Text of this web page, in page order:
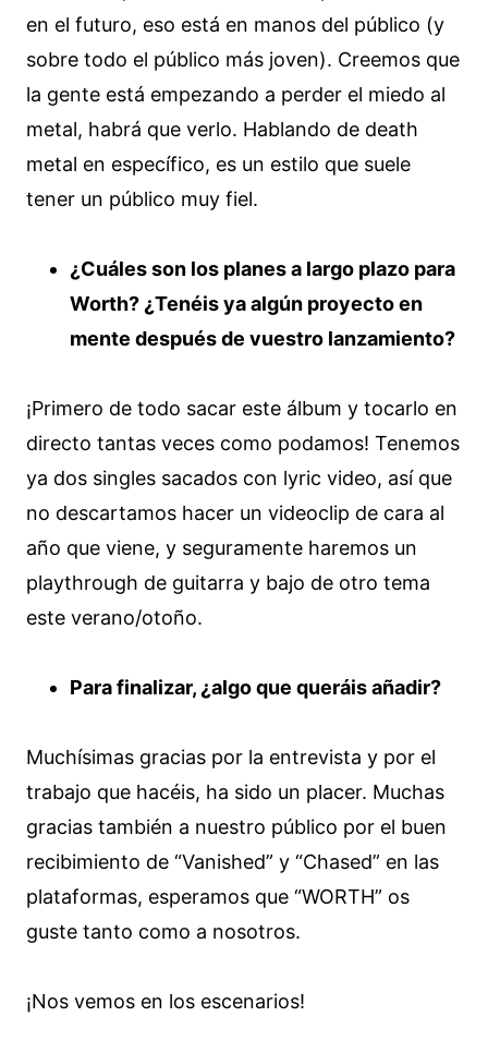
en el futuro, eso está en manos del público (y
sobre todo el público más joven). Creemos que
la gente está empezando a perder el miedo al
metal, habrá que verlo. Hablando de death
metal en específico, es un estilo que suele
tener un público muy fiel.
¿Cuáles son los planes a largo plazo para
Worth? ¿Tenéis ya algún proyecto en
mente después de vuestro lanzamiento?
¡Primero de todo sacar este álbum y tocarlo en
directo tantas veces como podamos! Tenemos
ya dos singles sacados con lyric video, así que
no descartamos hacer un videoclip de cara al
año que viene, y seguramente haremos un
playthrough de guitarra y bajo de otro tema
este verano/otoño.
Para finalizar, ¿algo que queráis añadir?
Muchísimas gracias por la entrevista y por el
trabajo que hacéis, ha sido un placer. Muchas
gracias también a nuestro público por el buen
recibimiento de “Vanished” y “Chased” en las
plataformas, esperamos que “WORTH” os
guste tanto como a nosotros.
¡Nos vemos en los escenarios!